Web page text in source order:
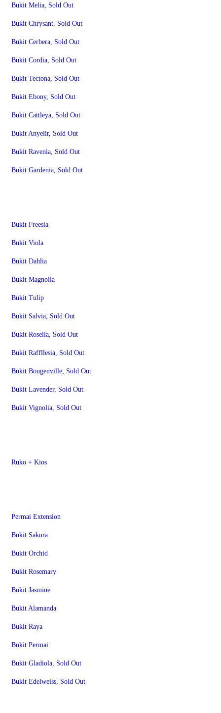
Bukit Melia, Sold Out
Bukit Chrysant, Sold Out
Bukit Cerbera, Sold Out
Bukit Cordia, Sold Out
Bukit Tectona, Sold Out
Bukit Ebony, Sold Out
Bukit Cattleya, Sold Out
Bukit Anyelir, Sold Out
Bukit Ravenia, Sold Out
Bukit Gardenia, Sold Out
Bukit Freesia
Bukit Viola
Bukit Dahlia
Bukit Magnolia
Bukit Tulip
Bukit Salvia, Sold Out
Bukit Rosella, Sold Out
Bukit Raffllesia, Sold Out
Bukit Bougenville, Sold Out
Bukit Lavender, Sold Out
Bukit Vignolia, Sold Out
Ruko + Kios
Permai Extension
Bukit Sakura
Bukit Orchid
Bukit Rosemary
Bukit Jasmine
Bukit Alamanda
Bukit Raya
Bukit Permai
Bukit Gladiola, Sold Out
Bukit Edelweiss, Sold Out